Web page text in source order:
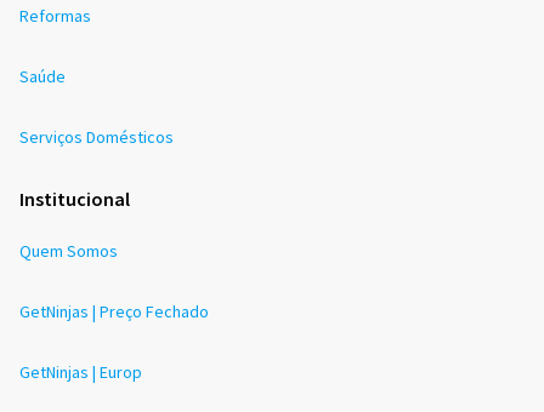
Reformas
Saúde
Serviços Domésticos
Institucional
Quem Somos
GetNinjas | Preço Fechado
GetNinjas | Europ